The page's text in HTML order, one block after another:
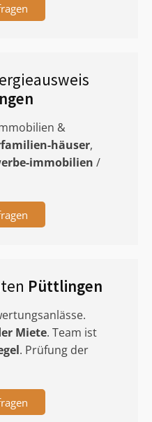
&
häuser,
immobilien /
Püttlingen
Miete. Team ist
. Prüfung der